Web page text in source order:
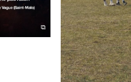
⧉